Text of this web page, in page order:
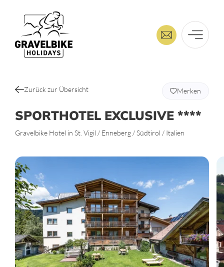
Zurück zur Übersicht
SPORTHOTEL EXCLUSIVE ****
Gravelbike Hotel in St. Vigil / Enneberg / Südtirol / Italien
Merken